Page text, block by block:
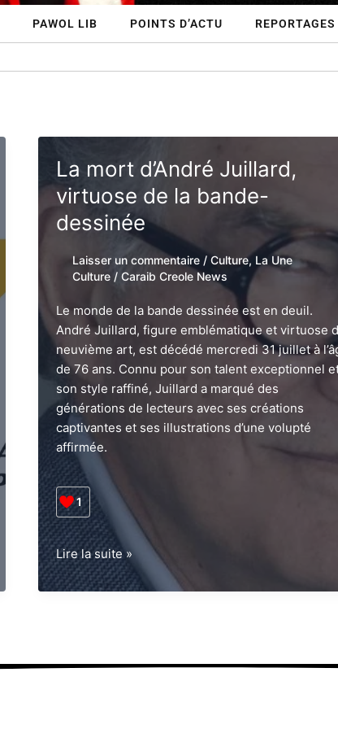
PAWOL LIB POINTS D’ACTU
La mort d’André Juillard,
virtuose de la bande-
dessinée
Laisser un commentaire /Culture, La Une
Culture /Caraib Creole News
Le monde de la bande dessinée est en deuil.
André Juillard, figure emblématique et virtuose
neuvième art, est décédé mercredi 31 juillet à
de 76 ans. Connu pour son talent exceptionnel
son style raffiné, Juillard a marqué des
générations de lecteurs avec ses créations
captivantes et ses illustrations d’une volupté
affirmée.
1
La
mort
d’André
la
Lire la suite »